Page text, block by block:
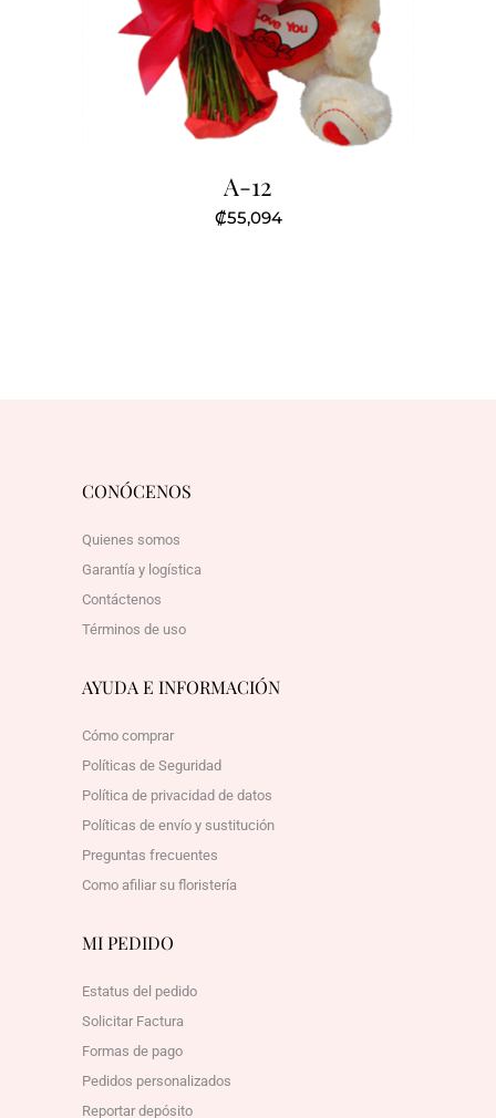
A-12
₡55,094
CONÓCENOS
Quienes somos
Garantía y logística
Contáctenos
Términos de uso
AYUDA E INFORMACIÓN
Cómo comprar
Políticas de Seguridad
Política de privacidad de datos
Políticas de envío y sustitución
Preguntas frecuentes
Como afiliar su floristería
MI PEDIDO
Estatus del pedido
Solicitar Factura
Formas de pago
Pedidos personalizados
Reportar depósito